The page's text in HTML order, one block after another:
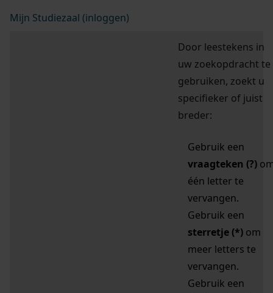
Mijn Studiezaal (inloggen)
Door leestekens in
uw zoekopdracht te
gebruiken, zoekt u
specifieker of juist
breder:
Gebruik een
vraagteken (?)
één letter te
vervangen.
Gebruik een
sterretje (*) om
meer letters te
vervangen.
Gebruik een